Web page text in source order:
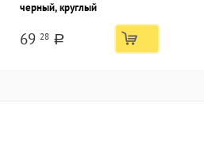
черный, круглый
69 28 a